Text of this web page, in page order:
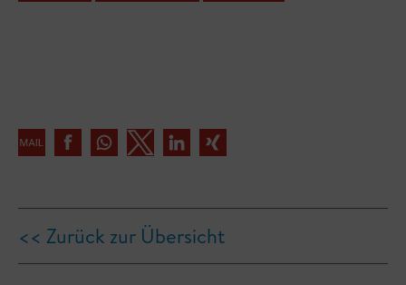
<< Zurück zur Übersicht